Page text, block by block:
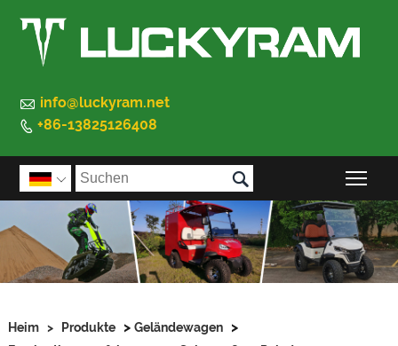
 info@luckyram.net
 +86-13825126408
 
Heim > Produkte > Geländewagen >